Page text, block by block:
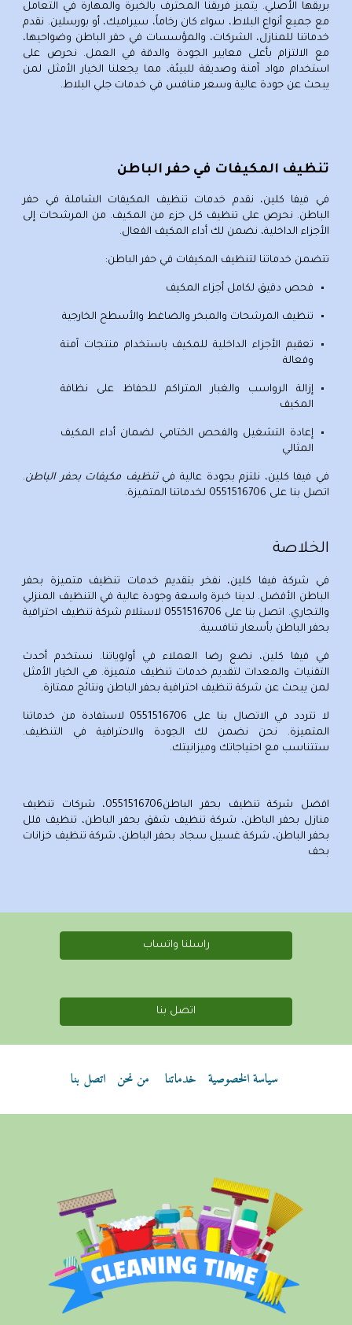
بريقها الأصلي. يتميز فريقنا المحترف بالخبرة والمهارة في التعامل
مع جميع أنواع البلاط، سواء كان رخاماً، سيراميك، أو بورسلين. نقدم
خدماتنا للمنازل، الشركات، والمؤسسات في حفر الباطن وضواحيها،
مع الالتزام بأعلى معايير الجودة والدقة في العمل. نحرص على
استخدام مواد آمنة وصديقة للبيئة، مما يجعلنا الخيار الأمثل لمن
يبحث عن جودة عالية وسعر منافس في خدمات جلي البلاط.
تنظيف المكيفات في حفر الباطن
في فيفا كلين، نقدم خدمات تنظيف المكيفات الشاملة في حفر
الباطن. نحرص على تنظيف كل جزء من المكيف. من المرشحات إلى
الأجزاء الداخلية، نضمن لك أداء المكيف الفعال.
تتضمن خدماتنا لتنظيف المكيفات في حفر الباطن:
فحص دقيق لكامل أجزاء المكيف
تنظيف المرشحات والمبخر والضاغط والأسطح الخارجية
تعقيم الأجزاء الداخلية للمكيف باستخدام منتجات آمنة
وفعالة
إزالة الرواسب والغبار المتراكم للحفاظ على نظافة
المكيف
إعادة التشغيل والفحص الختامي لضمان أداء المكيف
المثالي
في فيفا كلين، نلتزم بجودة عالية فيتنظيف مكيفات بحفر الباطن.
اتصل بنا على 0551516706 لخدماتنا المتميزة.
الخلاصة
في شركة فيفا كلين، نفخر بتقديم خدمات تنظيف متميزة بحفر
الباطن الأفضل. لدينا خبرة واسعة وجودة عالية في التنظيف المنزلي
والتجاري. اتصل بنا على 0551516706لاستلام شركة تنظيف احترافية
بحفر الباطن بأسعار تنافسية.
في فيفا كلين، نضع رضا العملاء في أولوياتنا. نستخدم أحدث
التقنيات والمعدات لتقديم خدمات تنظيف متميزة. هي الخيار الأمثل
لمن يبحث عن شركة تنظيف احترافية بحفر الباطن ونتائج ممتازة.
لا تتردد في الاتصال بنا على 0551516706لاستفادة من خدماتنا
المتميزة. نحن نضمن لك الجودة والاحترافية في التنظيف.
ستتناسب مع احتياجاتك وميزانيتك.
افضل شركة تنظيف بحفر الباطن0551516706، شركات تنظيف
منازل بحفر الباطن، شركة تنظيف شقق بحفر الباطن، تنظيف فلل
بحفر الباطن، شركة غسيل سجاد بحفر الباطن، شركة تنظيف خزانات
بحف
راسلنا واتساب
اتصل بنا
سياسة الخصوصية خدماتنا من نحن اتصل بنا